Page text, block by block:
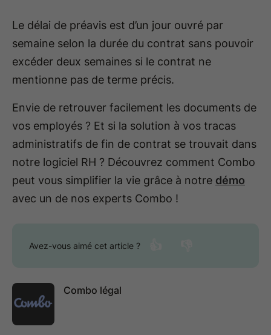
Le délai de préavis est d’un jour ouvré par
semaine selon la durée du contrat sans pouvoir
excéder deux semaines si le contrat ne
mentionne pas de terme précis.
Envie de retrouver facilement les documents de
vos employés ? Et si la solution à vos tracas
administratifs de fin de contrat se trouvait dans
notre logiciel RH ? Découvrez comment Combo
peut vous simplifier la vie grâce à notre démo
avec un de nos experts Combo !
Avez-vous aimé cet article ?
Combo légal